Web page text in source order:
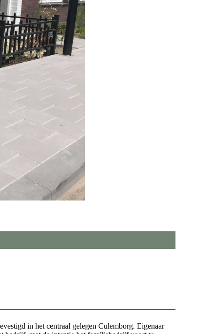
in het centraal gelegen Culemborg. Eigenaar